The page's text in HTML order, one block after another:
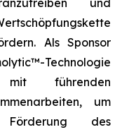
und
Als Sponsor
Technologie
führenden
um
des